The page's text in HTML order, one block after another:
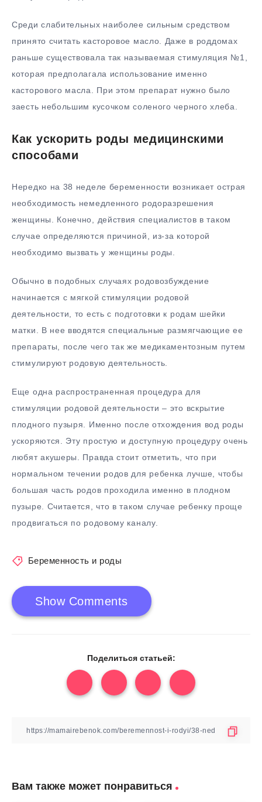
Среди слабительных наиболее сильным средством
принято считать касторовое масло. Даже в роддомах
раньше существовала так называемая стимуляция №1,
которая предполагала использование именно
касторового масла. При этом препарат нужно было
заесть небольшим кусочком соленого черного хлеба.
Как ускорить роды медицинскими
способами
Нередко на 38 неделе беременности возникает острая
необходимость немедленного родоразрешения
женщины. Конечно, действия специалистов в таком
случае определяются причиной, из-за которой
необходимо вызвать у женщины роды.
Обычно в подобных случаях родовозбуждение
начинается с мягкой стимуляции родовой
деятельности, то есть с подготовки к родам шейки
матки. В нее вводятся специальные размягчающие ее
препараты, после чего так же медикаментозным путем
стимулируют родовую деятельность.
Еще одна распространенная процедура для
стимуляции родовой деятельности – это вскрытие
плодного пузыря. Именно после отхождения вод роды
ускоряются. Эту простую и доступную процедуру очень
любят акушеры. Правда стоит отметить, что при
нормальном течении родов для ребенка лучше, чтобы
большая часть родов проходила именно в плодном
пузыре. Считается, что в таком случае ребенку проще
продвигаться по родовому каналу.
Беременность и роды
Show Comments
Поделиться статьей:
Вам также может понравиться